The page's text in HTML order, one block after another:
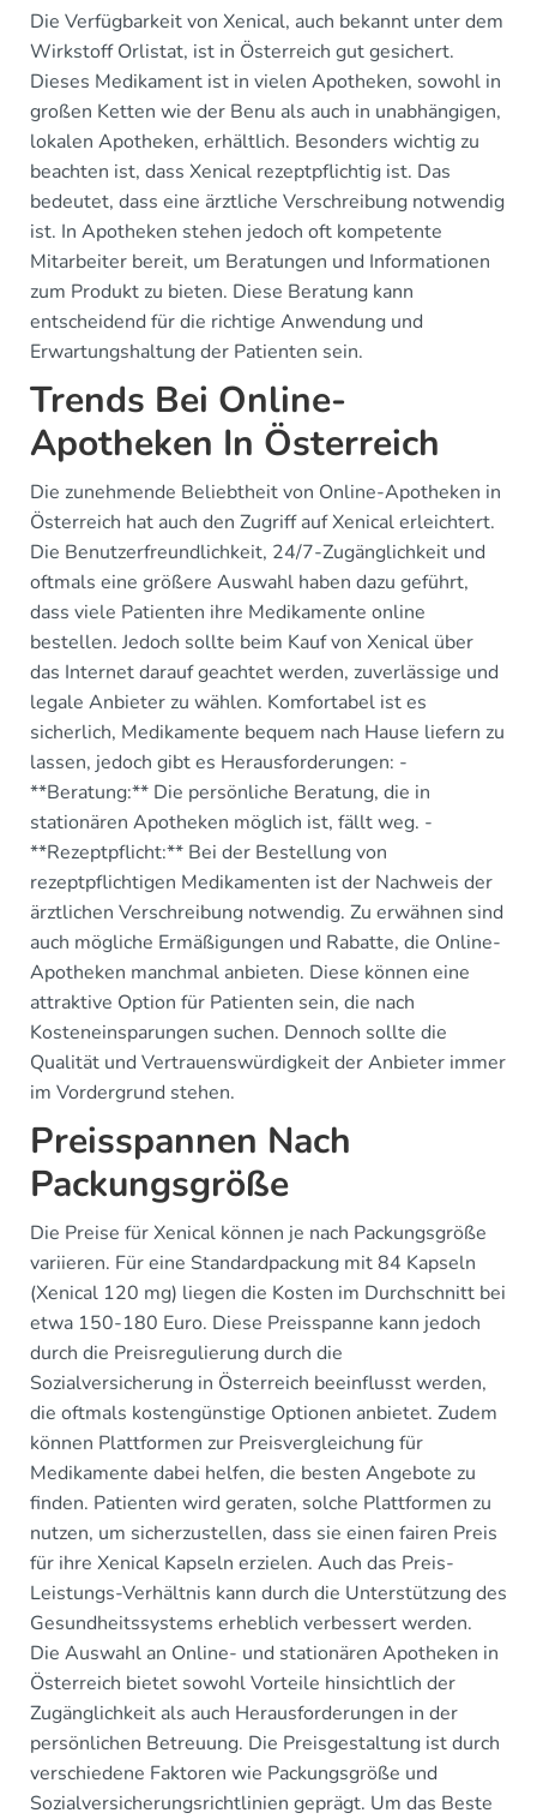
Die Verfügbarkeit von Xenical, auch bekannt unter dem
Wirkstoff Orlistat, ist in Österreich gut gesichert.
Dieses Medikament ist in vielen Apotheken, sowohl in
großen Ketten wie der Benu als auch in unabhängigen,
lokalen Apotheken, erhältlich. Besonders wichtig zu
beachten ist, dass Xenical rezeptpflichtig ist. Das
bedeutet, dass eine ärztliche Verschreibung notwendig
ist. In Apotheken stehen jedoch oft kompetente
Mitarbeiter bereit, um Beratungen und Informationen
zum Produkt zu bieten. Diese Beratung kann
entscheidend für die richtige Anwendung und
Erwartungshaltung der Patienten sein.
Trends Bei Online-
Apotheken In Österreich
Die zunehmende Beliebtheit von Online-Apotheken in
Österreich hat auch den Zugriff auf Xenical erleichtert.
Die Benutzerfreundlichkeit, 24/7-Zugänglichkeit und
oftmals eine größere Auswahl haben dazu geführt,
dass viele Patienten ihre Medikamente online
bestellen. Jedoch sollte beim Kauf von Xenical über
das Internet darauf geachtet werden, zuverlässige und
legale Anbieter zu wählen. Komfortabel ist es
sicherlich, Medikamente bequem nach Hause liefern zu
lassen, jedoch gibt es Herausforderungen: -
**Beratung:** Die persönliche Beratung, die in
stationären Apotheken möglich ist, fällt weg. -
**Rezeptpflicht:** Bei der Bestellung von
rezeptpflichtigen Medikamenten ist der Nachweis der
ärztlichen Verschreibung notwendig. Zu erwähnen sind
auch mögliche Ermäßigungen und Rabatte, die Online-
Apotheken manchmal anbieten. Diese können eine
attraktive Option für Patienten sein, die nach
Kosteneinsparungen suchen. Dennoch sollte die
Qualität und Vertrauenswürdigkeit der Anbieter immer
im Vordergrund stehen.
Preisspannen Nach
Packungsgröße
Die Preise für Xenical können je nach Packungsgröße
variieren. Für eine Standardpackung mit 84 Kapseln
(Xenical 120 mg) liegen die Kosten im Durchschnitt bei
etwa 150-180 Euro. Diese Preisspanne kann jedoch
durch die Preisregulierung durch die
Sozialversicherung in Österreich beeinflusst werden,
die oftmals kostengünstige Optionen anbietet. Zudem
können Plattformen zur Preisvergleichung für
Medikamente dabei helfen, die besten Angebote zu
finden. Patienten wird geraten, solche Plattformen zu
nutzen, um sicherzustellen, dass sie einen fairen Preis
für ihre Xenical Kapseln erzielen. Auch das Preis-
Leistungs-Verhältnis kann durch die Unterstützung des
Gesundheitssystems erheblich verbessert werden.
Die Auswahl an Online- und stationären Apotheken in
Österreich bietet sowohl Vorteile hinsichtlich der
Zugänglichkeit als auch Herausforderungen in der
persönlichen Betreuung. Die Preisgestaltung ist durch
verschiedene Faktoren wie Packungsgröße und
Sozialversicherungsrichtlinien geprägt. Um das Beste